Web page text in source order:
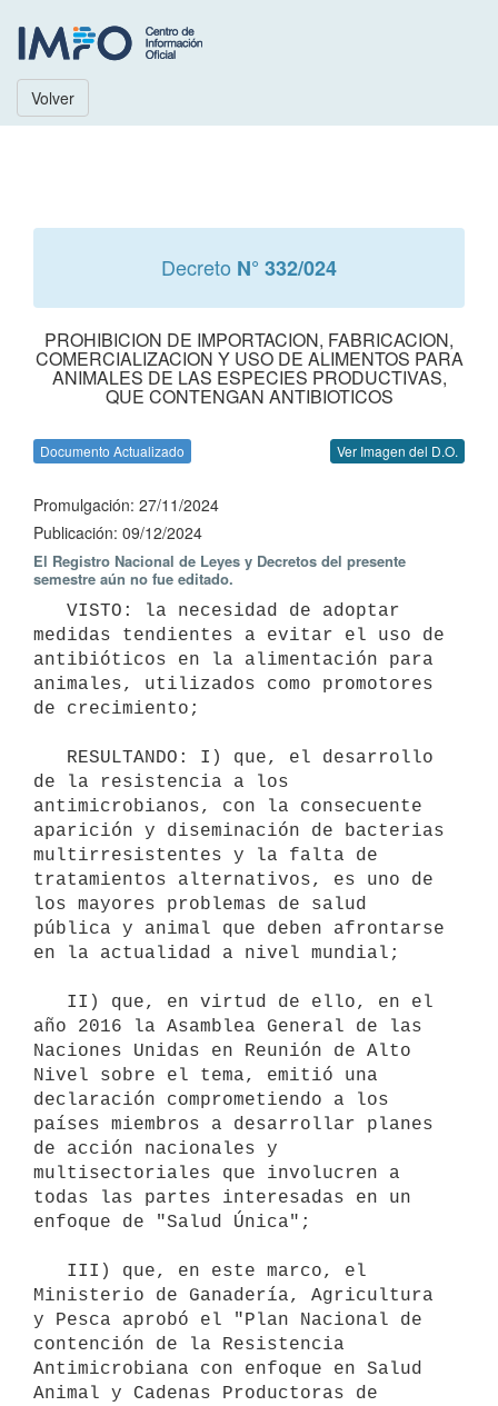
Volver
Decreto N° 332/024
PROHIBICION DE IMPORTACION, FABRICACION,
COMERCIALIZACION Y USO DE ALIMENTOS PARA
ANIMALES DE LAS ESPECIES PRODUCTIVAS,
QUE CONTENGAN ANTIBIOTICOS
Documento Actualizado Ver Imagen del D.O.
Promulgación: 27/11/2024
Publicación: 09/12/2024
El Registro Nacional de Leyes y Decretos del presente
semestre aún no fue editado.
medidas tendientes a evitar el uso de
antibióticos en la alimentación para
animales, utilizados como promotores
de crecimiento;
de la resistencia a los
antimicrobianos, con la consecuente
aparición y diseminación de bacterias
multirresistentes y la falta de
tratamientos alternativos, es uno de
los mayores problemas de salud
pública y animal que deben afrontarse
en la actualidad a nivel mundial;
año 2016 la Asamblea General de las
Naciones Unidas en Reunión de Alto
Nivel sobre el tema, emitió una
declaración comprometiendo a los
países miembros a desarrollar planes
de acción nacionales y
multisectoriales que involucren a
todas las partes interesadas en un
enfoque de "Salud Única";
Ministerio de Ganadería, Agricultura
y Pesca aprobó el "Plan Nacional de
contención de la Resistencia
Antimicrobiana con enfoque en Salud
Animal y Cadenas Productoras de